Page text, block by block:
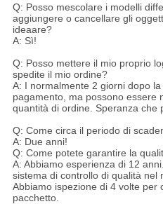
Q: Posso mescolare i modelli
aggiungere o cancellare gli
ideaare?
A: Sì!
Q: Posso mettere il mio proprio
spedite il mio ordine?
A: I normalmente 2 giorni dopo
pagamento, ma possono essere
quantità di ordine. Speranza che
Q: Come circa il periodo di
A: Due anni!
Q: Come potete garantire la
A: Abbiamo esperienza di 12
sistema di controllo di qualità nel
Abbiamo ispezione di 4 volte per
pacchetto.